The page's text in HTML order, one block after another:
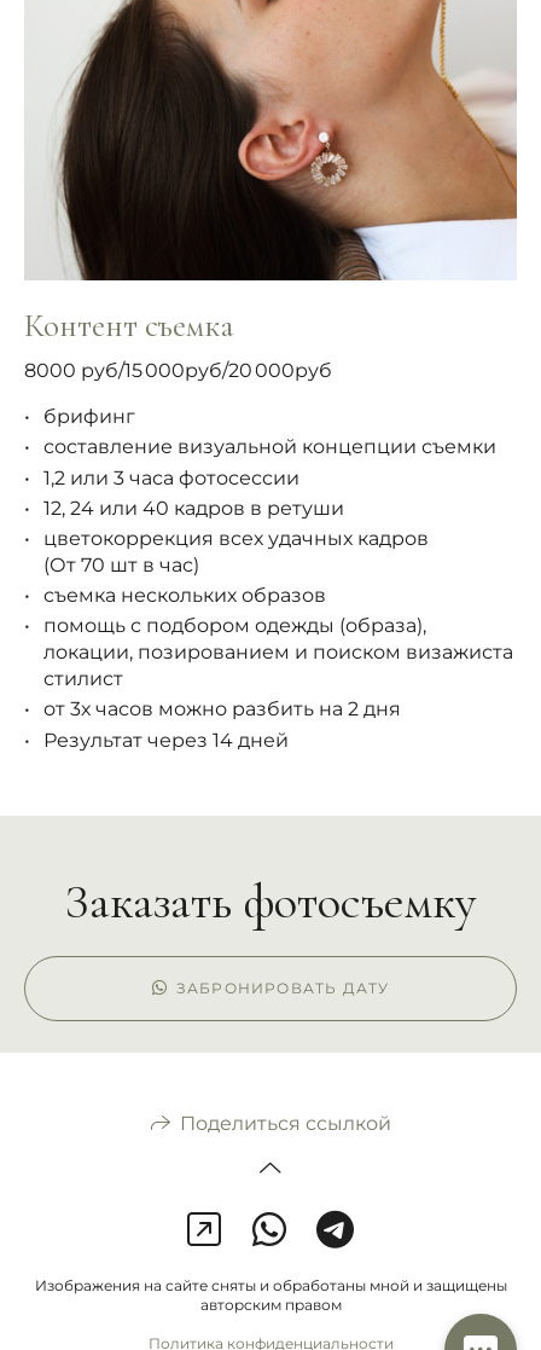
Контент съемка
8000 руб/15 000руб/20 000руб
брифинг
составление визуальной концепции съемки
1,2 или 3 часа фотосессии
12, 24 или 40 кадров в ретуши
цветокоррекция всех удачных кадров
(От 70 шт в час)
съемка нескольких образов
помощь с подбором одежды (образа),
локации, позированием и поиском визажиста
стилист
от 3х часов можно разбить на 2 дня
Результат через 14 дней
Заказать фотосъемку
ЗАБРОНИРОВАТЬ ДАТУ
Поделиться ссылкой
Изображения на сайте сняты и обработаны мной и защищены
авторским правом
Политика конфиденциальности